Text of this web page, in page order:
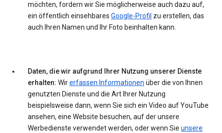
möchten, fordern wir Sie möglicherweise auch dazu auf,
ein öffentlich einsehbares Google-Profil zu erstellen, das
auch Ihren Namen und Ihr Foto beinhalten kann.
Daten, die wir aufgrund Ihrer Nutzung unserer Dienste
erhalten: Wirerfassen Informationen über die von Ihnen
genutzten Dienste und die Art Ihrer Nutzung
beispielsweise dann, wenn Sie sich ein Video auf YouTube
ansehen, eine Website besuchen, auf der unsere
Werbedienste verwendet werden, oder wenn Sie unsere